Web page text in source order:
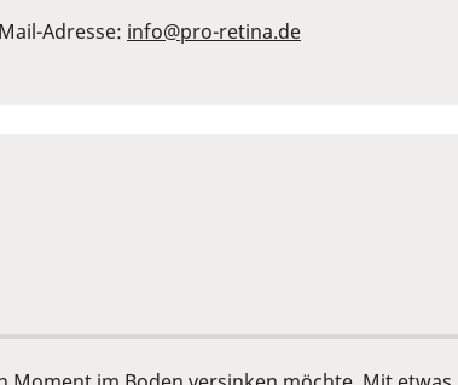
Adresse: info@pro-retina.de